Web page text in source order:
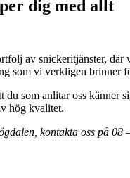
dig med allt
av snickeritjänster,
som vi verkligen brinner
du som anlitar oss känner
hög kvalitet.
kontakta oss på